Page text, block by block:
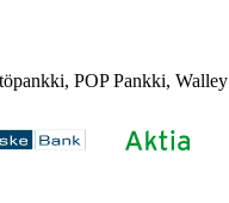
POP Pankki, Walley